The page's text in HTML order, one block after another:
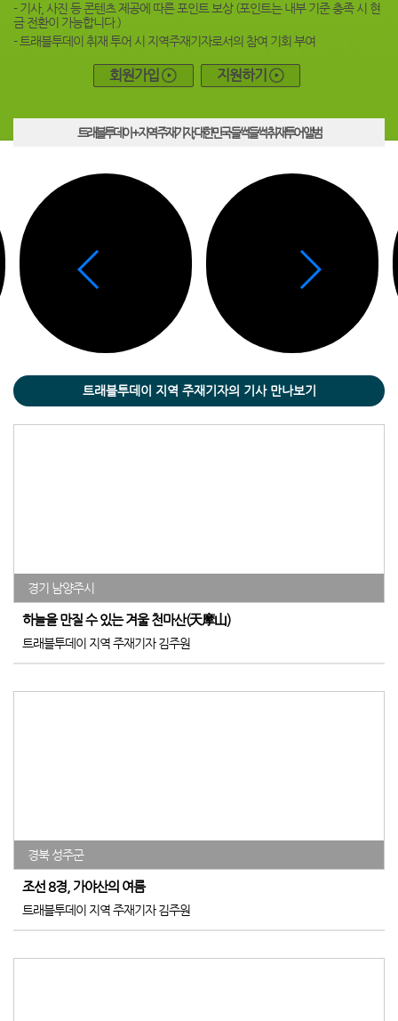
- 기사, 사진 등 콘텐츠 제공에 따른 포인트 보상 (포인트는 내부 기준 충족 시 현
금 전환이 가능합니다.)
- 트래블투데이 취재 투어 시 지역주재기자로서의 참여 기회 부여
회원가입 지원하기
트래블투데이 + 지역 주재기자, 대한민국 들썩들썩 취재투어 앨범
트래블투데이 지역 주재기자의 기사 만나보기
경기 남양주시
하늘을 만질 수 있는 겨울 천마산(天摩山)
트래블투데이 지역 주재기자 김주원
경북 성주군
조선 8경, 가야산의 여름
트래블투데이 지역 주재기자 김주원